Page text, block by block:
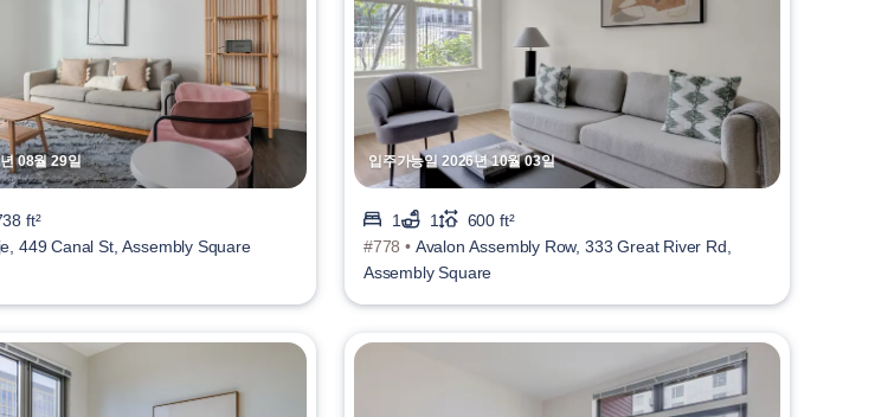
08월 29일
ft²
449 Canal St, Assembly Square
입주가능일 2026년 10월 03일
1 1
600 ft²
#778 • Avalon Assembly Row, 333 Great River Rd,
Assembly Square